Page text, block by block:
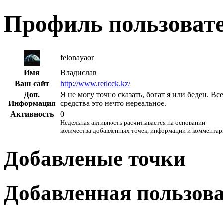
Профиль
felonayaor
Имя
Владислав
Ваш сайт
http://www.retlock.kz/
Доп.
Информация
Я не могу точно сказать, богат я или беден.
средства это нечто нереальное.
Активность
0
Недельная активность расчитывается на основании
количества добавленных точек, информации и
Добавленые точки
Добавленная